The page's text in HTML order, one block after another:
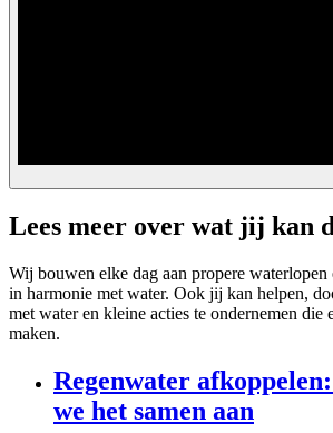
Lees meer over wat jij kan
Wij bouwen elke dag aan propere waterlopen
in harmonie met water. Ook jij kan helpen,
met water en kleine acties te ondernemen die
maken.
Regenwater
we het samen aan